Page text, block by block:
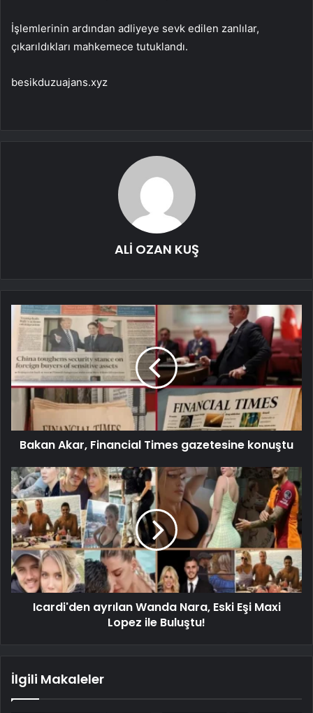
İşlemlerinin ardından adliyeye sevk edilen zanlılar,
çıkarıldıkları mahkemece tutuklandı.
besikduzuajans.xyz
ALİ OZAN KUŞ
Bakan Akar, Financial Times gazetesine konuştu
Icardi'den ayrılan Wanda Nara, Eski Eşi Maxi
Lopez ile Buluştu!
İlgili Makaleler